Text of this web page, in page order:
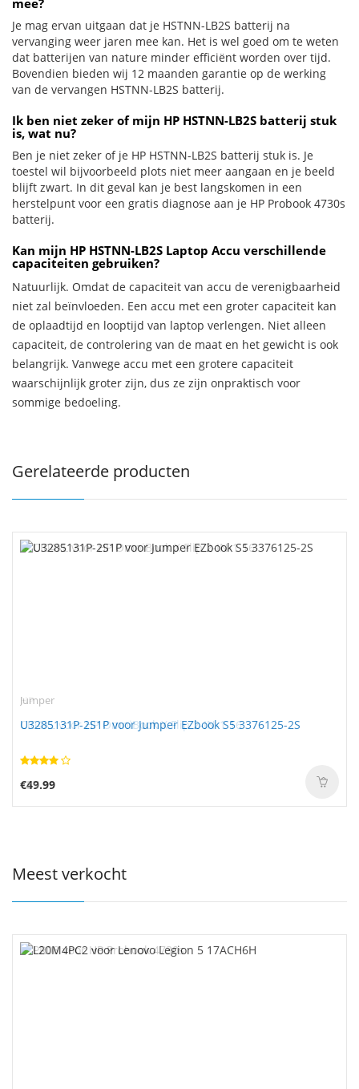
mee?
Je mag ervan uitgaan dat je HSTNN-LB2S batterij na
vervanging weer jaren mee kan. Het is wel goed om te weten
dat batterijen van nature minder efficiënt worden over tijd.
Bovendien bieden wij 12 maanden garantie op de werking
van de vervangen HSTNN-LB2S batterij.
Ik ben niet zeker of mijn HP HSTNN-LB2S batterij stuk
is, wat nu?
Ben je niet zeker of je HP HSTNN-LB2S batterij stuk is. Je
toestel wil bijvoorbeeld plots niet meer aangaan en je beeld
blijft zwart. In dit geval kan je best langskomen in een
herstelpunt voor een gratis diagnose aan je HP Probook 4730s
batterij.
Kan mijn HP HSTNN-LB2S Laptop Accu verschillende
capaciteiten gebruiken?
Natuurlijk. Omdat de capaciteit van accu de verenigbaarheid
niet zal beïnvloeden. Een accu met een groter capaciteit kan
de oplaadtijd en looptijd van laptop verlengen. Niet alleen
capaciteit, de controlering van de maat en het gewicht is ook
belangrijk. Vanwege accu met een grotere capaciteit
waarschijnlijk groter zijn, dus ze zijn onpraktisch voor
sommige bedoeling.
Gerelateerde producten
Jumper
U3285131P-2S1P voor Jumper EZbook S5 3376125-2S
€49.99
Meest verkocht